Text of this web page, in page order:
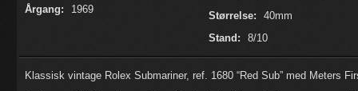
Årgang:
1969
Størrelse:
40mm
Stand:
8/10
Klassisk vintage Rolex Submariner, ref. 1680 “Red Sub” med Meters